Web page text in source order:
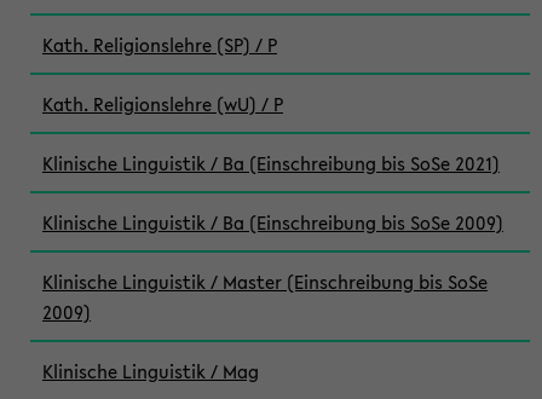
Kath. Religionslehre (SP) / P
Kath. Religionslehre (wU) / P
Klinische Linguistik / Ba (Einschreibung bis SoSe 2021)
Klinische Linguistik / Ba (Einschreibung bis SoSe 2009)
Klinische Linguistik / Master (Einschreibung bis SoSe
2009)
Klinische Linguistik / Mag